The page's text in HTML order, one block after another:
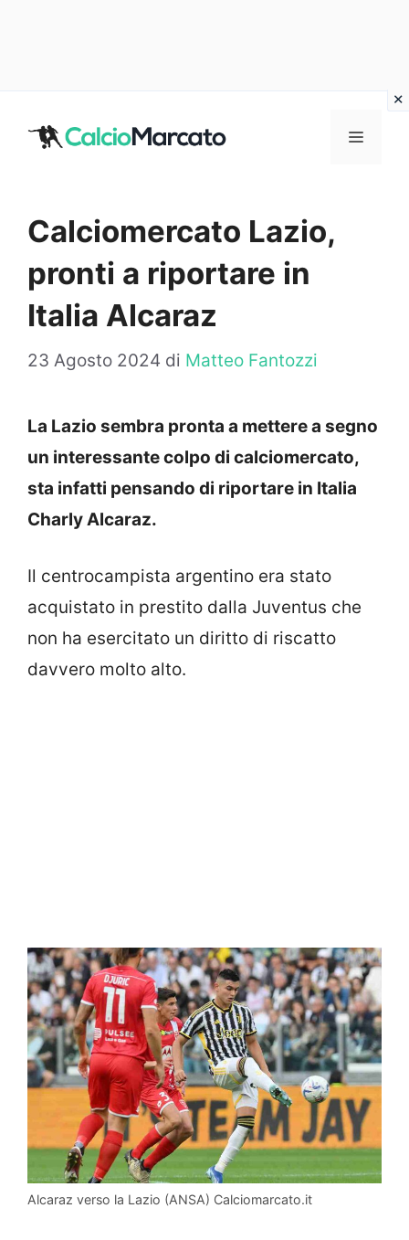
MENU
Calciomercato Lazio,
pronti a riportare in
Italia Alcaraz
23 Agosto 2024 di Matteo Fantozzi
La Lazio sembra pronta a mettere a segno
un interessante colpo di calciomercato,
sta infatti pensando di riportare in Italia
Charly Alcaraz.
Il centrocampista argentino era stato
acquistato in prestito dalla Juventus che
non ha esercitato un diritto di riscatto
davvero molto alto.
Alcaraz verso la Lazio (ANSA) Calciomarcato.it